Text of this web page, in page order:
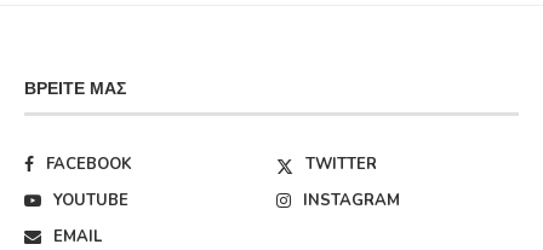
ΒΡΕΊΤΕ ΜΑΣ
FACEBOOK
TWITTER
YOUTUBE
INSTAGRAM
EMAIL